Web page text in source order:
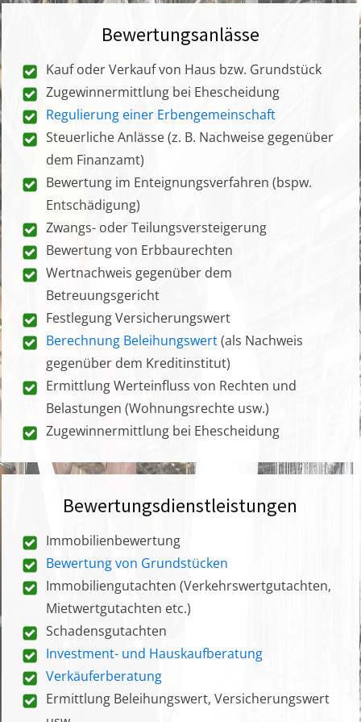
Bewertungsanlässe
Kauf oder Verkauf von Haus bzw. Grundstück
Zugewinnermittlung bei Ehescheidung
Regulierung einer Erbengemeinschaft
Steuerliche Anlässe (z. B. Nachweise gegenüber
dem Finanzamt)
Bewertung im Enteignungsverfahren (bspw.
Entschädigung)
Zwangs- oder Teilungsversteigerung
Bewertung von Erbbaurechten
Wertnachweis gegenüber dem
Betreuungsgericht
Festlegung Versicherungswert
Berechnung Beleihungswert(als Nachweis
gegenüber dem Kreditinstitut)
Ermittlung Werteinfluss von Rechten und
Belastungen (Wohnungsrechte usw.)
Zugewinnermittlung bei Ehescheidung
Bewertungsdienstleistungen
Immobilienbewertung
Bewertung von Grundstücken
Immobiliengutachten (Verkehrswertgutachten,
Mietwertgutachten etc.)
Schadensgutachten
Investment- und Hauskaufberatung
Verkäuferberatung
Ermittlung Beleihungswert, Versicherungswert